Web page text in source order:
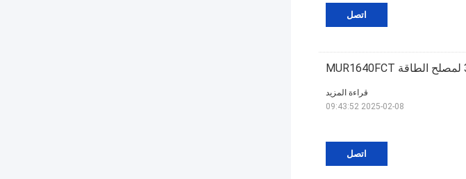
اتصل
اتصل
قراءة المزيد
2025-02-08 09:43:52